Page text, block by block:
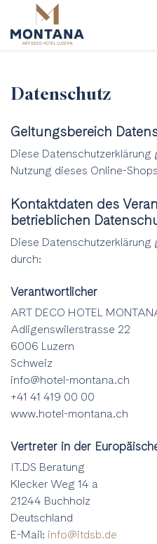
Datenschutz
Geltungsbereich
Diese Datenschutzerklärung
Nutzung dieses Online-
Kontaktdaten des
betrieblichen
Diese
durch:
Verantwortlicher
ART DECO HOTEL
Adligenswilerstrasse 22
6006 Luzern
Schweiz
info@hotel-montana.ch
+41 41 419 00 00
www.hotel-montana.ch
Vertreter in der
IT.DS Beratung
Klecker Weg 14 a
21244 Buchholz
Deutschland
E-Mail: info@itdsb.de